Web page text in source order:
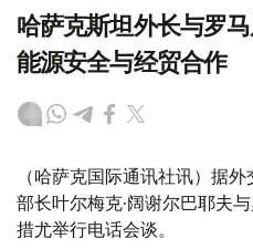
哈萨克斯坦外长与罗
能源安全与经贸合作
（哈萨克国际通讯社讯）据
部长叶尔梅克·阔谢尔巴耶夫
措尤举行电话会谈。